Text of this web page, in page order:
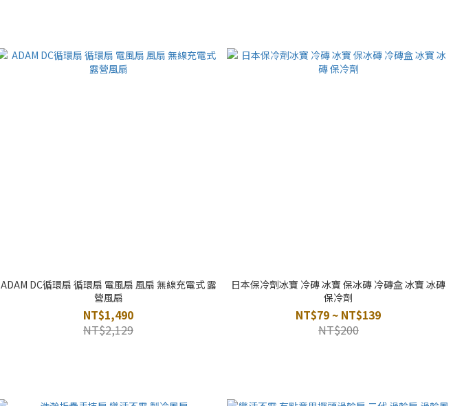
ADAM DC循環扇 循環扇 電風扇 風扇 無線充電式 露
營風扇
NT$1,490
NT$2,129
日本保冷劑冰寶 冷磚 冰寶 保冰磚 冷磚盒 冰寶 冰磚
保冷劑
NT$79 ~ NT$139
NT$200